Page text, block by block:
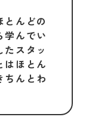
んどの
学んでい
スタッ
はほとん
ちんとわ